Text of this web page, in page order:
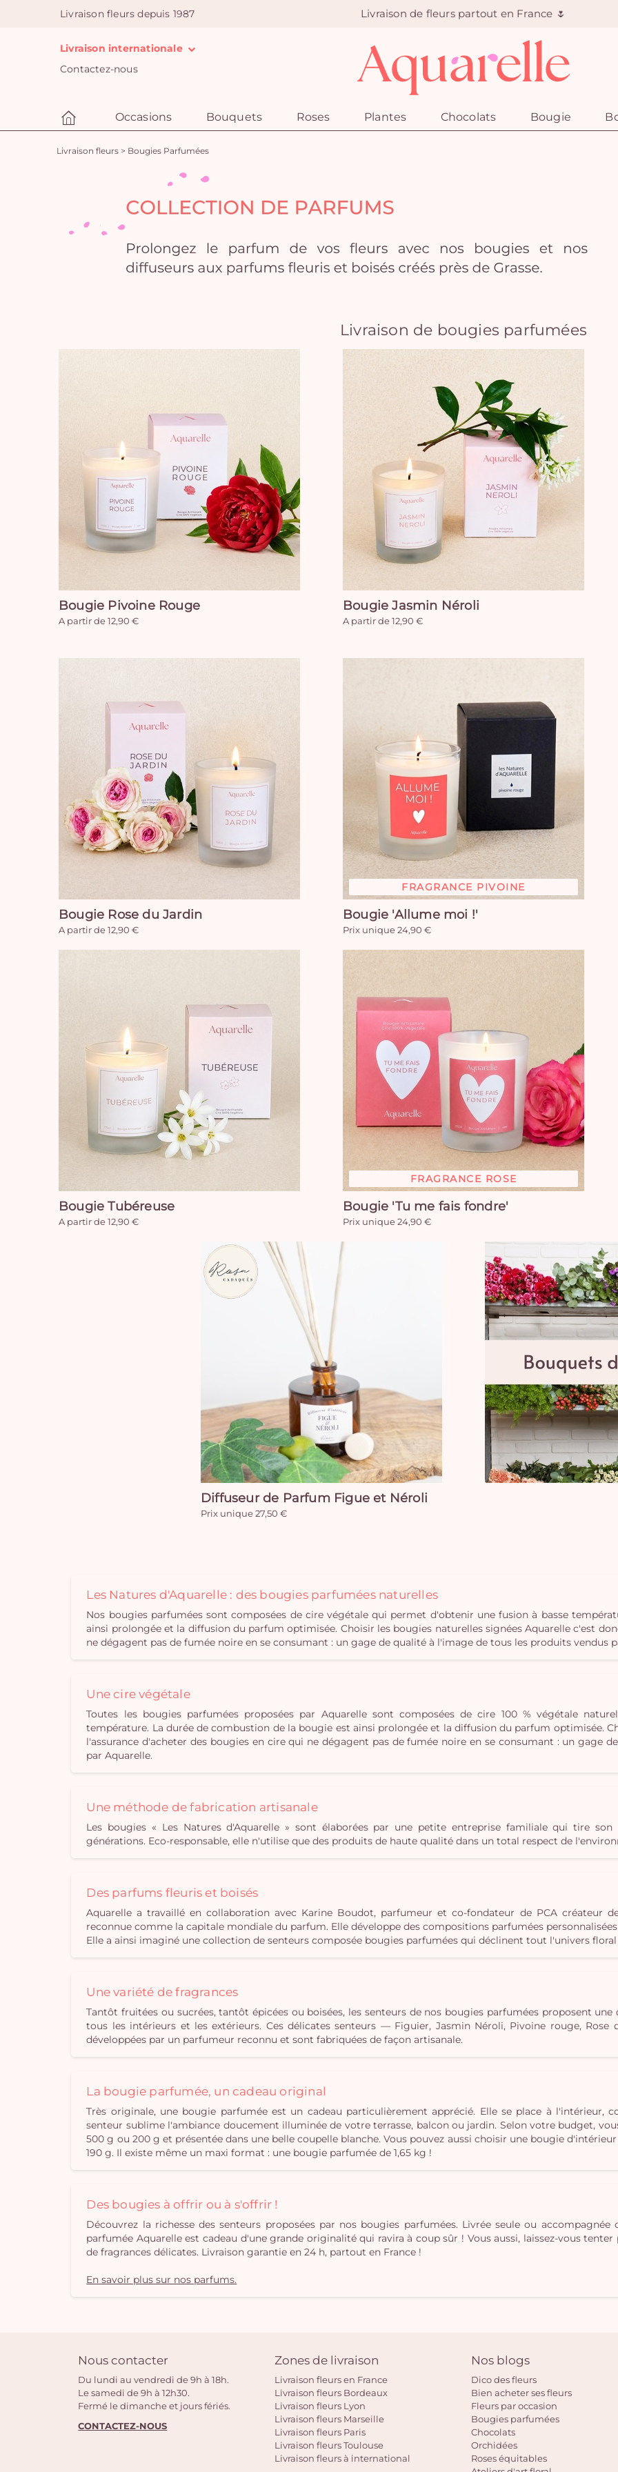
Livraison fleurs depuis 1987 Livraison de fleurs partout en France 🌷
Livraison internationale
Contactez-nous
Occasions Bouquets Roses Plantes Chocolats Bougie
Livraison fleurs > Bougies Parfumées
Livraison de bougies parfumées
Bougie Pivoine Rouge
A partir de 12,90 €
Bougie Jasmin Néroli
A partir de 12,90 €
Bougie Rose du Jardin
A partir de 12,90 €
FRAGRANCE PIVOINE
Bougie 'Allume moi !'
Prix unique 24,90 €
Bougie Tubéreuse
A partir de 12,90 €
FRAGRANCE ROSE
Bougie 'Tu me fais fondre'
Prix unique 24,90 €
Diffuseur de Parfum Figue et Néroli
Prix unique 27,50 €
Les Natures d'Aquarelle : des bougies parfumées naturelles
Nos bougies parfumées sont composées de cire végétale qui permet d'obtenir une fusion à basse
ainsi prolongée et la diffusion du parfum optimisée. Choisir les bougies naturelles signées Aquarelle c'est
ne dégagent pas de fumée noire en se consumant : un gage de qualité à l'image de tous les produits vendus
Une cire végétale
Toutes les bougies parfumées proposées par Aquarelle sont composées de cire 100 % végétale
température. La durée de combustion de la bougie est ainsi prolongée et la diffusion du parfum optimisée.
l'assurance d'acheter des bougies en cire qui ne dégagent pas de fumée noire en se consumant : un gage
par Aquarelle.
Une méthode de fabrication artisanale
Les bougies « Les Natures d'Aquarelle » sont élaborées par une petite entreprise familiale qui tire
générations. Eco-responsable, elle n'utilise que des produits de haute qualité dans un total respect de
Des parfums fleuris et boisés
Aquarelle a travaillé en collaboration avec Karine Boudot, parfumeur et co-fondateur de PCA créateur
reconnue comme la capitale mondiale du parfum. Elle développe des compositions parfumées
Elle a ainsi imaginé une collection de senteurs composée bougies parfumées qui déclinent tout l'univers floral
Une variété de fragrances
Tantôt fruitées ou sucrées, tantôt épicées ou boisées, les senteurs de nos bougies parfumées proposent
tous les intérieurs et les extérieurs. Ces délicates senteurs — Figuier, Jasmin Néroli, Pivoine rouge,
développées par un parfumeur reconnu et sont fabriquées de façon artisanale.
La bougie parfumée, un cadeau original
Très originale, une bougie parfumée est un cadeau particulièrement apprécié. Elle se place à l'intérieur,
senteur sublime l'ambiance doucement illuminée de votre terrasse, balcon ou jardin. Selon votre budget,
500 g ou 200 g et présentée dans une belle coupelle blanche. Vous pouvez aussi choisir une bougie
190 g. Il existe même un maxi format : une bougie parfumée de 1,65 kg !
Des bougies à offrir ou à s'offrir !
Découvrez la richesse des senteurs proposées par nos bougies parfumées. Livrée seule ou accompagnée
parfumée Aquarelle est cadeau d'une grande originalité qui ravira à coup sûr ! Vous aussi, laissez-vous
de fragrances délicates. Livraison garantie en 24 h, partout en France !
En savoir plus sur nos parfums.
Nous contacter
Du lundi au vendredi de 9h à 18h.
Le samedi de 9h à 12h30.
Fermé le dimanche et jours fériés.
CONTACTEZ-NOUS
Zones de livraison
Livraison fleurs en France
Livraison fleurs Bordeaux
Livraison fleurs Lyon
Livraison fleurs Marseille
Livraison fleurs Paris
Livraison fleurs Toulouse
Livraison fleurs à international
Nos blogs
Dico des fleurs
Bien acheter ses fleurs
Fleurs par occasion
Bougies parfumées
Chocolats
Orchidées
Roses équitables